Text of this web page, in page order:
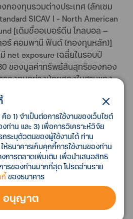
องทุนรวมต่างประเทศ (ลักเซม
SICAV I - North American
[เดิมชื่ออเบอร์ดีน โกลบอล –
อร์ คอมพานี ฟันด์ (กองทุนหลัก)]
net exposure เฉลี่ยในรอบปี
ของมูลค่าทรัพย์สินสุทธิของกอง
ลงทุนอย่างน้อยสองในสามของ
าสารแห่งทุน (equities or
ของบริษัทที่จดทะเบียนจัด
ประเทศสหรัฐอเมริกา หรือบริษัท
งกล่าว โดยบริษัทข้างต้นมีขนาด
าตลาดน้อยกว่า 5 พันล้าน
ทุน
อ 1) จำเป็นต่อการใช้งานของเว็บไซต์
าน และ 3) เพื่อการวิเคราะห์วิจัย
ถระบุตัวตนของผู้ใช้งานได้ ท่าน
ธนาคารเก็บคุกกี้การใช้งานของท่าน
การตลาดเพิ่มเติม เพื่อนำเสนอสิทธิ
ารของท่านมากที่สุด โปรดอ่านราย
กี้ของธนาคาร
อนุญาต